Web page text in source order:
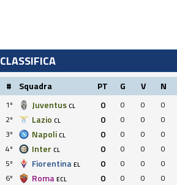
CLASSIFICA
# Squadra PT G V N
1º Juventus CL 0 0 0 0
2º
Lazio CL 0 0 0 0
3º
Napoli CL 0 0 0 0
4º
Inter CL 0 0 0 0
5º
Fiorentina EL 0 0 0 0
6º
Roma ECL 0 0 0 0